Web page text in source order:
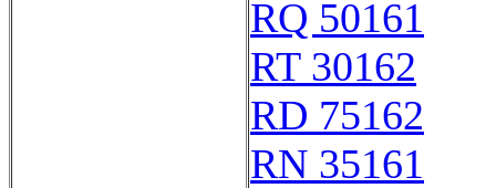
RQ 50161
RT 30162
RD 75162
RN 35161